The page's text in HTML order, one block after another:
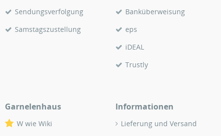
Sendungsverfolgung
Samstagszustellung
Banküberweisung
eps
iDEAL
Trustly
Garnelenhaus
W wie Wiki
Informationen
Lieferung und Versand